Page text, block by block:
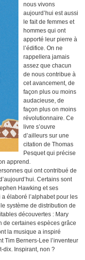
nous vivons
aujourd’hui est aussi
le fait de femmes et
hommes qui ont
apporté leur pierre à
l’édifice. On ne
rappellera jamais
assez que chacun
de nous contribue à
cet avancement, de
façon plus ou moins
audacieuse, de
façon plus on moins
révolutionnaire. Ce
livre s’ouvre
d’ailleurs sur une
citation de Thomas
Pesquet qui précise
apprend.
qui ont contribué de
Certains sont
Hawking et ses
élaboré l’alphabet pour les
système de distribution de
découvertes : Mary
de certaines espèces grâce
la musique a inspiré
Tim Berners-Lee l’inventeur
dix. Inspirant, non ?